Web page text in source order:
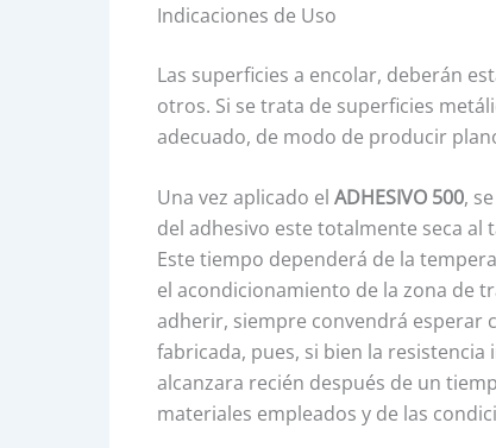
Indicaciones de Uso
Las superficies a encolar, deberán
otros. Si se trata de superficies
adecuado, de modo de producir
Una vez aplicado el ADHESIVO 500,
del adhesivo este totalmente seca
Este tiempo dependerá de la
el acondicionamiento de la zona de
adherir, siempre convendrá esperar
fabricada, pues, si bien la
alcanzara recién después de un
materiales empleados y de las